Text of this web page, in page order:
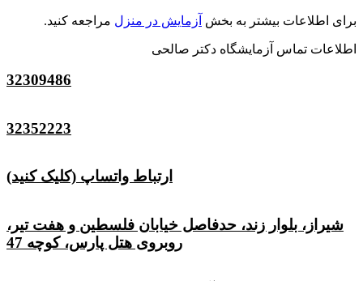
برای اطلاعات بیشتر به بخش آزمایش در منزل مراجعه کنید.
اطلاعات تماس آزمایشگاه دکتر صالحی
32309486
32352223
ارتباط واتساپ (کلیک کنید)
شیراز، بلوار زند، حدفاصل خیابان فلسطین و هفت تیر،
روبروی هتل پارس، کوچه 47